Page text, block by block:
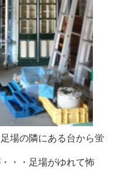
場の隣にある台から蛍
・・足場がゆれて怖